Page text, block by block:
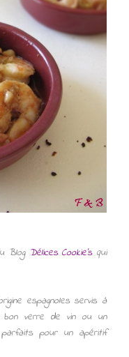
Blog Délices Cookie'squi
espagnoles servis à
bon verre de vin ou un
pour un apéritif